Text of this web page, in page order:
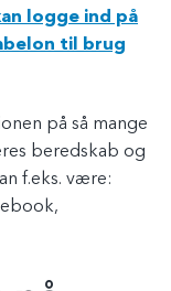
logge ind på
til brug
på så mange
beredskab og
f.eks. være: